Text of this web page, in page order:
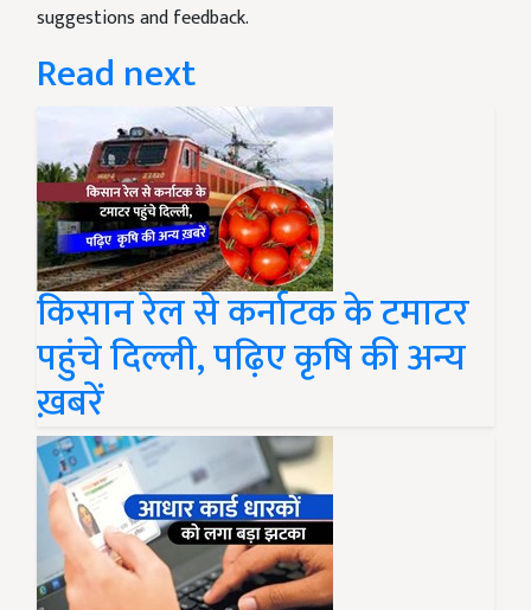
suggestions and feedback.
Read next
किसान रेल से कर्नाटक के टमाटर
पहुंचे दिल्ली, पढ़िए कृषि की अन्य
ख़बरें